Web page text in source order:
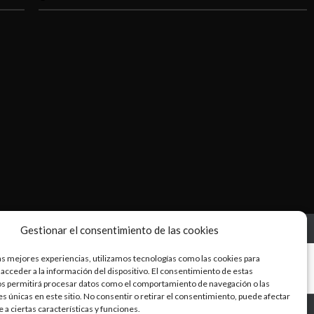
Gestionar el consentimiento de las cookies
mejores experiencias, utilizamos tecnologías como las cookies para
a la información del dispositivo. El consentimiento de estas
permitirá procesar datos como el comportamiento de navegación o las
únicas en este sitio. No consentir o retirar el consentimiento, puede afectar
a ciertas características y funciones.